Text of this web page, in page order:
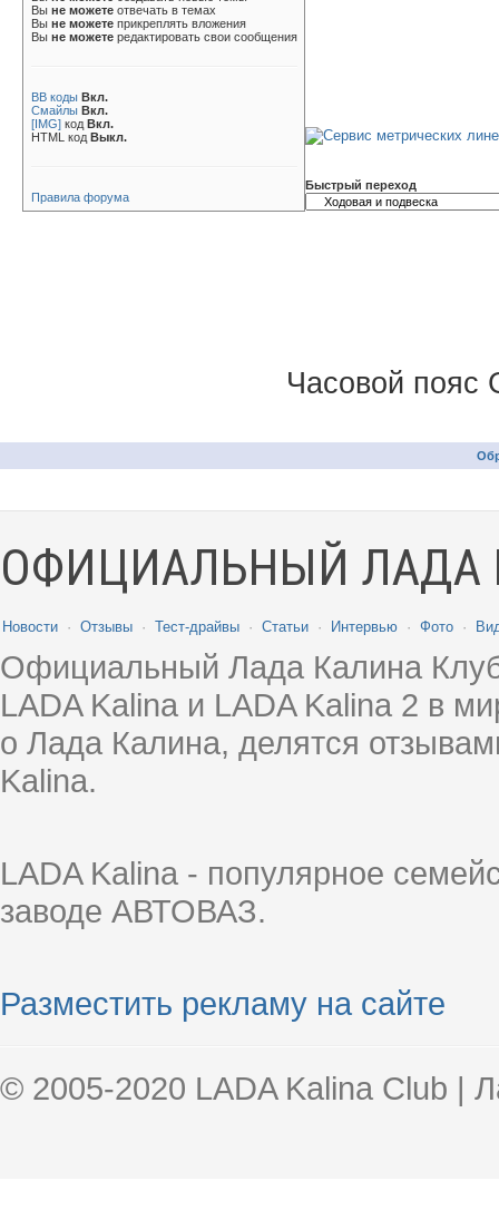
Вы не можете отвечать в темах
Вы не можете прикреплять вложения
Вы не можете редактировать свои сообщения
BB коды Вкл.
Смайлы Вкл.
[IMG] код Вкл.
HTML код Выкл.
Правила форума
Быстрый переход
Часовой пояс
ОФИЦИАЛЬНЫЙ ЛАДА
Новости · Отзывы · Тест-драйвы · Статьи · Интервью · Фото ·
Официальный Лада Калина
LADA Kalina и LADA Kalina 2 в
о Лада Калина, делятся
Kalina.
LADA Kalina - популярное
заводе АВТОВАЗ.
Разместить рекламу на сайте
© 2005-2020 LADA Kalina Club |